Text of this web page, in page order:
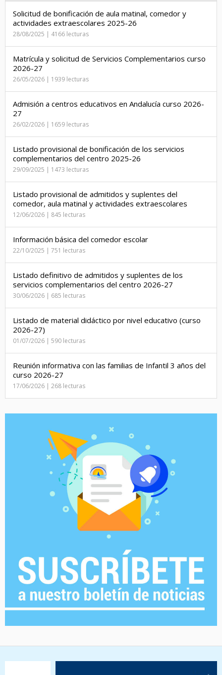
Solicitud de bonificación de aula matinal, comedor y
actividades extraescolares 2025-26
28/08/2025 | 4166 lecturas
Matrícula y solicitud de Servicios Complementarios curso
2026-27
26/05/2026 | 1939 lecturas
Admisión a centros educativos en Andalucía curso 2026-
27
26/02/2026 | 1659 lecturas
Listado provisional de bonificación de los servicios
complementarios del centro 2025-26
29/09/2025 | 1473 lecturas
Listado provisional de admitidos y suplentes del
comedor, aula matinal y actividades extraescolares
12/06/2026 | 845 lecturas
Información básica del comedor escolar
22/10/2025 | 751 lecturas
Listado definitivo de admitidos y suplentes de los
servicios complementarios del centro 2026-27
30/06/2026 | 685 lecturas
Listado de material didáctico por nivel educativo (curso
2026-27)
01/07/2026 | 590 lecturas
Reunión informativa con las familias de Infantil 3 años del
curso 2026-27
17/06/2026 | 268 lecturas